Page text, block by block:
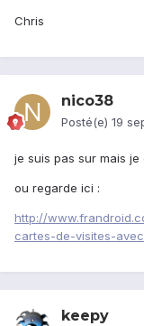
Chris
nico38
Posté(e) 19
je suis pas sur mais
ou regarde ici :
http://
cartes-de-visites-
keepy